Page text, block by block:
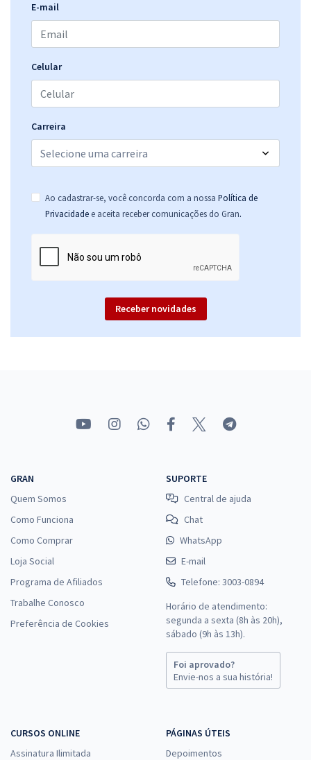
E-mail
Celular
Carreira
Ao cadastrar-se, você concorda com a nossa Política de
Privacidade e aceita receber comunicações do Gran.
Receber novidades
GRAN
Quem Somos
Como Funciona
Como Comprar
Loja Social
Programa de Afiliados
Trabalhe Conosco
Preferência de Cookies
SUPORTE
Central de ajuda
Chat
WhatsApp
E-mail
Telefone: 3003-0894
Horário de atendimento:
segunda a sexta (8h às 20h),
sábado (9h às 13h).
Foi aprovado?
Envie-nos a sua história!
CURSOS ONLINE
Assinatura Ilimitada
PÁGINAS ÚTEIS
Depoimentos